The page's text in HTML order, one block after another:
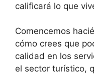
calificará lo que
Comencemos
cómo crees que
calidad en los
el sector turístico,